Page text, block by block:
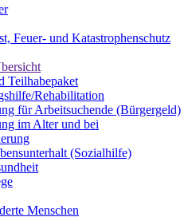
Feuer- und Katastrophenschutz
Teilhabepaket
Rehabilitation
für Arbeitsuchende (Bürgergeld)
im Alter und bei
(Sozialhilfe)
Menschen